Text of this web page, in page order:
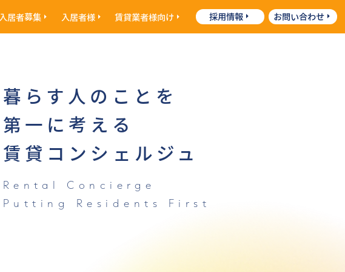
入居者募集 入居者様 賃貸業者様向け 採用情報 お問い合わせ
暮らす人のことを
第一に考える
賃貸コンシェルジュ
Rental Concierge
Putting Residents First